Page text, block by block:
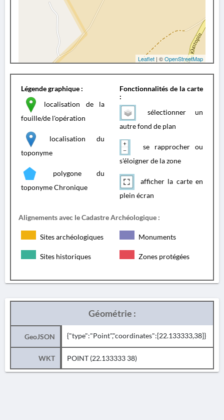
Leaflet | ©OpenStreetMap
Légende graphique :
localisation de la
fouille/de l'opération
localisation du
toponyme
polygone du
toponyme Chronique
Fonctionnalités de la carte
:
sélectionner un
autre fond de plan
se rapprocher ou
s'éloigner de la zone
afficher la carte en
plein écran
Alignements avec le Cadastre Archéologique :
Sites archéologiques Monuments
Sites historiques Zones protégées
Géométrie :
GeoJSON {"type":"Point","coordinates":[22.133333,38]}
WKT POINT (22.133333 38)